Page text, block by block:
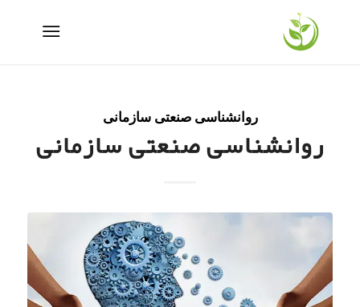
روانشناسی صنعتی سازمانی
روانشناسی صنعتی سازمانی